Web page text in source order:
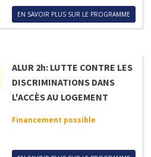
EN SAVOIR PLUS SUR LE PROGRAMME
ALUR 2h: LUTTE CONTRE LES
DISCRIMINATIONS DANS
L'ACCÈS AU LOGEMENT
Financement possible